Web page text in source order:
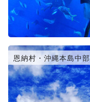
恩納村・沖縄本島中部